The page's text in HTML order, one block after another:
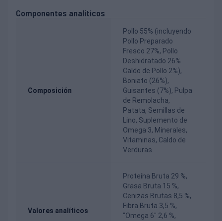
Componentes analíticos
Composición
Pollo 55% (incluyendo
Pollo Preparado
Fresco 27%, Pollo
Deshidratado 26%
Caldo de Pollo 2%),
Boniato (26%),
Guisantes (7%), Pulpa
de Remolacha,
Patata, Semillas de
Lino, Suplemento de
Omega 3, Minerales,
Vitaminas, Caldo de
Verduras
Valores analíticos
Proteína Bruta 29 %,
Grasa Bruta 15 %,
Cenizas Brutas 8,5 %,
Fibra Bruta 3,5 %,
"Omega 6" 2,6 %,